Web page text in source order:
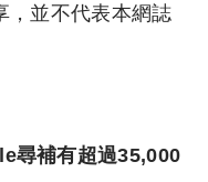
，並不代表本網誌
尋補有超過35,000